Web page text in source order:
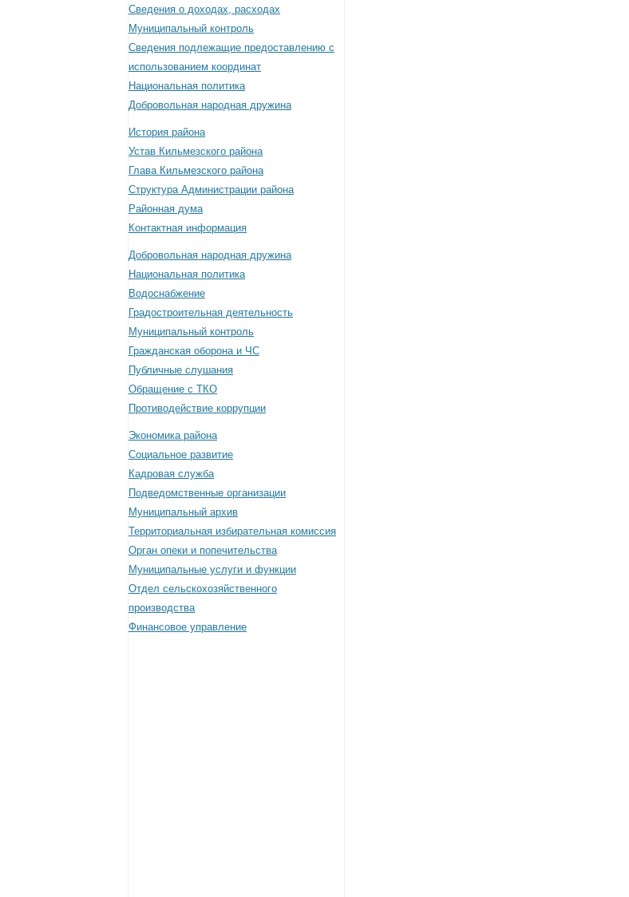
Сведения о доходах, расходах
Муниципальный контроль
Сведения подлежащие предоставлению с
использованием координат
Национальная политика
Добровольная народная дружина
История района
Устав Кильмезского района
Глава Кильмезского района
Структура Администрации района
Районная дума
Контактная информация
Добровольная народная дружина
Национальная политика
Водоснабжение
Градостроительная деятельность
Муниципальный контроль
Гражданская оборона и ЧС
Публичные слушания
Обращение с ТКО
Противодействие коррупции
Экономика района
Социальное развитие
Кадровая служба
Подведомственные организации
Муниципальный архив
Территориальная избирательная комиссия
Орган опеки и попечительства
Муниципальные услуги и функции
Отдел сельскохозяйственного
производства
Финансовое управление